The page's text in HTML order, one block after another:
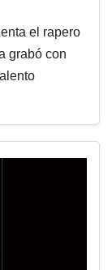
el rapero
grabó con